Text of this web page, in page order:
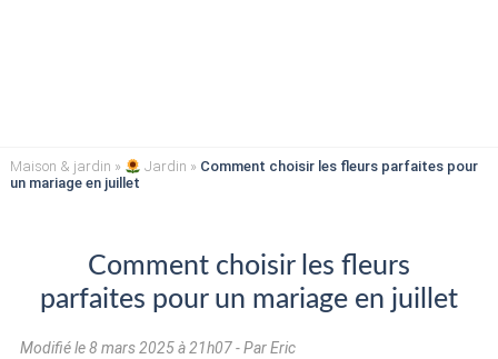
Maison & jardin » Jardin » Comment choisir les fleurs parfaites pour
un mariage en juillet
Comment choisir les fleurs
parfaites pour un mariage en juillet
Modifié le8 mars 2025 à 21h07- Par Eric